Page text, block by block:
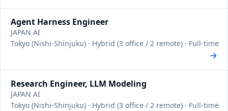
Agent Harness Engineer
JAPAN AI
Tokyo (Nishi-Shinjuku) · Hybrid (3 office / 2 remote) · Full-time
→
Research Engineer, LLM Modeling
JAPAN AI
Tokyo (Nishi-Shinjuku) · Hybrid (3 office / 2 remote) · Full-time